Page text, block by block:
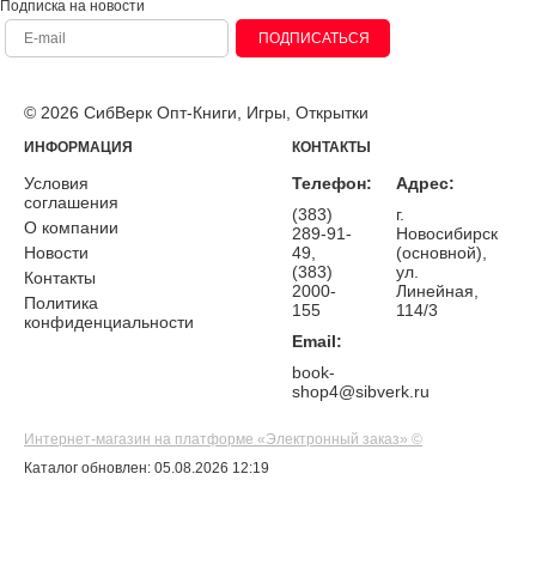
Подписка на новости
ПОДПИСАТЬСЯ
© 2026 СибВерк Опт-Книги, Игры, Открытки
ИНФОРМАЦИЯ
Условия
соглашения
О компании
Новости
Контакты
Политика
конфиденциальности
КОНТАКТЫ
Телефон:
(383)
289-91-
49,
(383)
2000-
155
Email:
book-
shop4@sibverk.ru
Адрес:
г.
Новосибирск
(основной),
ул.
Линейная,
114/3
Интернет-магазин на платформе «Электронный заказ» ©
Каталог обновлен: 05.08.2026 12:19